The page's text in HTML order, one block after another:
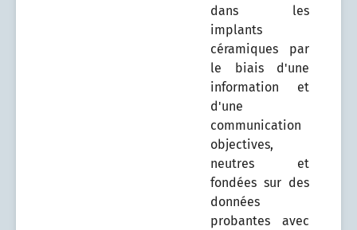
dans les
implants
céramiques par
le biais d'une
information et
d'une
communication
objectives,
neutres et
fondées sur des
données
probantes avec